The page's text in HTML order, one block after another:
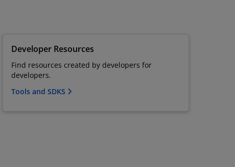
Developer Resources
Find resources created by developers for
developers.
Tools and SDKS